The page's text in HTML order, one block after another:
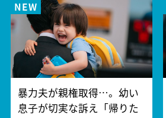
暴力夫が親権取得…。幼い
息子が切実な訴え「帰りた